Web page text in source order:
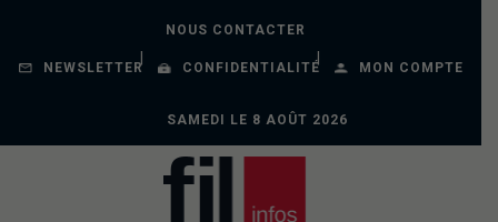
NOUS CONTACTER
NEWSLETTER CONFIDENTIALITÉ MON COMPTE
SAMEDI LE 8 AOÛT 2026